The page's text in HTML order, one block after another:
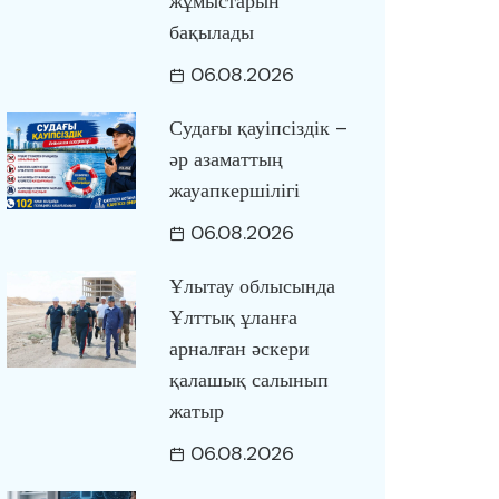
бақылады
06.08.2026
Судағы қауіпсіздік –
әр азаматтың
жауапкершілігі
06.08.2026
Ұлытау облысында
Ұлттық ұланға
арналған әскери
қалашық салынып
жатыр
06.08.2026